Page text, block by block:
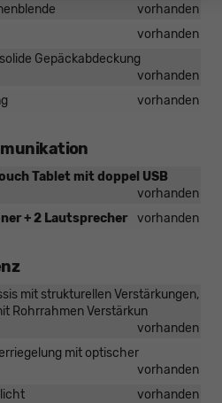
vorhanden
vorhanden
Gepäckabdeckung
vorhanden
vorhanden
Tablet mit doppel USB
vorhanden
+ 2 Lautsprecher
vorhanden
mit strukturellen Verstärkungen,
Rohrrahmen Verstärkun
vorhanden
mit optischer
vorhanden
vorhanden